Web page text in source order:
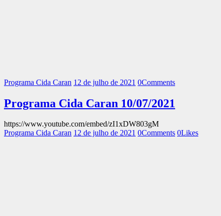
Programa Cida Caran 12 de julho de 2021 0Comments
Programa Cida Caran 10/07/2021
https://www.youtube.com/embed/zI1xDW803gM
Programa Cida Caran 12 de julho de 2021 0Comments 0Likes